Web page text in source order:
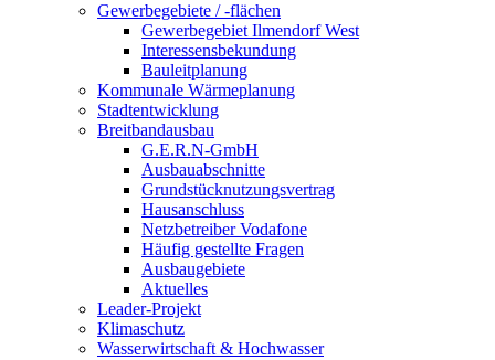
Gewerbegebiete / -flächen
Gewerbegebiet Ilmendorf West
Interessensbekundung
Bauleitplanung
Kommunale Wärmeplanung
Stadtentwicklung
Breitbandausbau
G.E.R.N-GmbH
Ausbauabschnitte
Grundstücknutzungsvertrag
Hausanschluss
Netzbetreiber Vodafone
Häufig gestellte Fragen
Ausbaugebiete
Aktuelles
Leader-Projekt
Klimaschutz
Wasserwirtschaft & Hochwasser